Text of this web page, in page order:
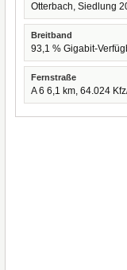
Otterbach, Siedlung
Breitband
93,1 % Gigabit-
Fernstraße
A 6 6,1 km, 64.024